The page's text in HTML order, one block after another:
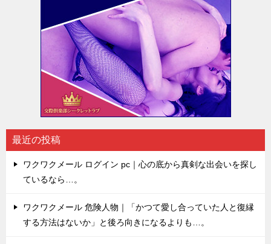
最近の投稿
ワクワクメール ログイン pc｜心の底から真剣な出会いを探し
ているなら…。
ワクワクメール 危険人物｜「かつて愛し合っていた人と復縁
する方法はないか」と後ろ向きになるよりも…。